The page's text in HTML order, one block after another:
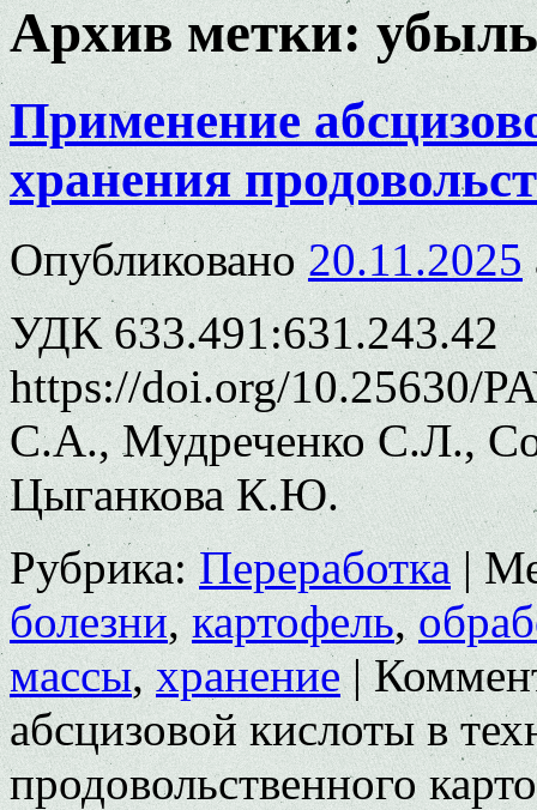
Архив метки:
Применение
хранения
Опубликовано 20.11.2025
УДК 633.491:631.243.42
https://doi.org/10.25630/
С.А., Мудреченко С.Л.,
Цыганкова К.Ю.
Рубрика: Переработка |
болезни,картофель,
массы,хранение |
абсцизовой кислоты в
продовольственного